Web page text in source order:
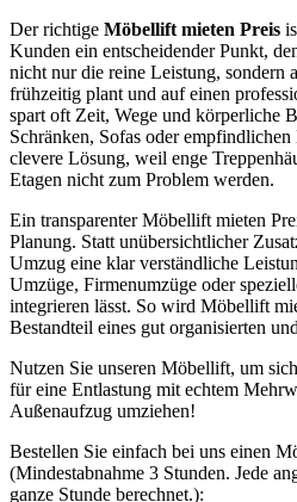
Der richtige Möbellift mieten Preis
Kunden ein entscheidender Punkt,
nicht nur die reine Leistung, sondern
frühzeitig plant und auf einen
spart oft Zeit, Wege und körperliche
Schränken, Sofas oder
clevere Lösung, weil enge
Etagen nicht zum Problem werden.
Ein transparenter Möbellift mieten
Planung. Statt unübersichtlicher
Umzug eine klar verständliche
Umzüge, Firmenumzüge oder
integrieren lässt. So wird Möbellift
Bestandteil eines gut organisierten
Nutzen Sie unseren Möbellift, um
für eine Entlastung mit echtem
Außenaufzug umziehen!
Bestellen Sie einfach bei uns einen
(Mindestabnahme 3 Stunden. Jede
ganze Stunde berechnet.):